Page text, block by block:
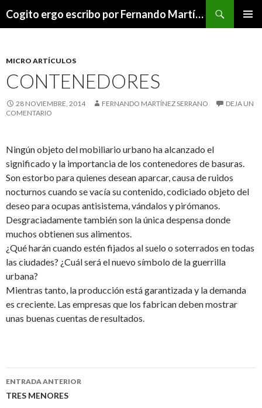
Cogito ergo escribo por Fernando Martínez Serrano
MICRO ARTÍCULOS
CONTENEDORES
28 NOVIEMBRE, 2014 FERNANDO MARTÍNEZ SERRANO
DEJA UN
COMENTARIO
Ningún objeto del mobiliario urbano ha alcanzado el
significado y la importancia de los contenedores de basuras.
Son estorbo para quienes desean aparcar, causa de ruidos
nocturnos cuando se vacía su contenido, codiciado objeto del
deseo para ocupas antisistema, vándalos y pirómanos.
Desgraciadamente también son la única despensa donde
muchos obtienen sus alimentos.
¿Qué harán cuando estén fijados al suelo o soterrados en todas
las ciudades? ¿Cuál será el nuevo símbolo de la guerrilla
urbana?
Mientras tanto, la producción está garantizada y la demanda
es creciente. Las empresas que los fabrican deben mostrar
unas buenas cuentas de resultados.
Navegación
ENTRADA ANTERIOR
TRES MENORES